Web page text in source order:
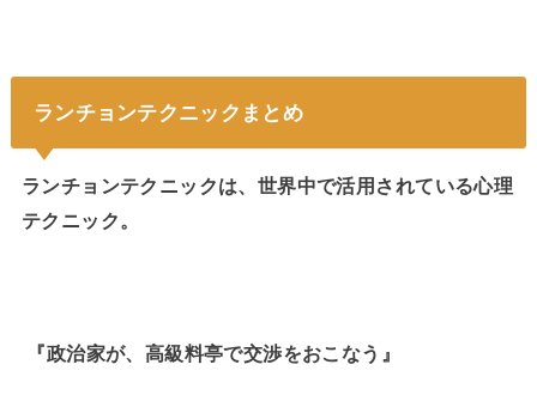
ランチョンテクニックまとめ
ランチョンテクニックは、世界中で活用されている心理
テクニック。
『政治家が、高級料亭で交渉をおこなう』